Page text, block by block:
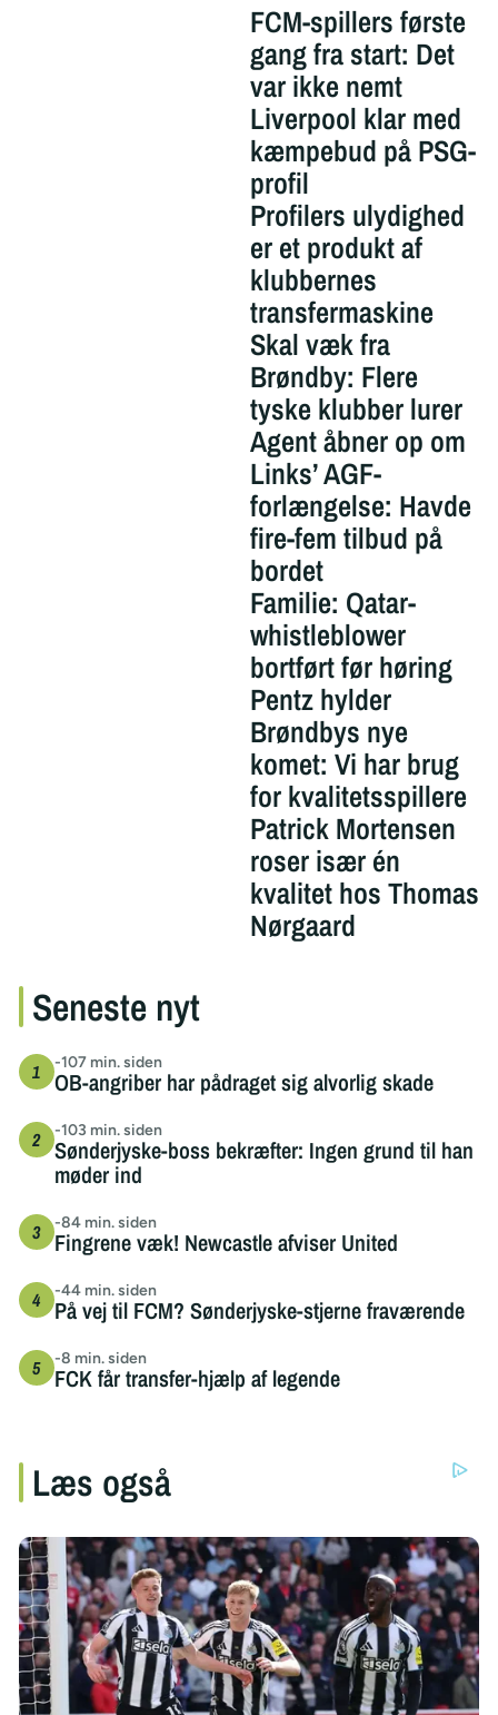
FCM-spillers første
gang fra start: Det
var ikke nemt
Liverpool klar med
kæmpebud på PSG-
profil
Profilers ulydighed
er et produkt af
klubbernes
transfermaskine
Skal væk fra
Brøndby: Flere
tyske klubber lurer
Agent åbner op om
Links’ AGF-
forlængelse: Havde
fire-fem tilbud på
bordet
Familie: Qatar-
whistleblower
bortført før høring
Pentz hylder
Brøndbys nye
komet: Vi har brug
for kvalitetsspillere
Patrick Mortensen
roser især én
kvalitet hos Thomas
Nørgaard
Seneste nyt
-107 min. siden
OB-angriber har pådraget sig alvorlig skade
-103 min. siden
Sønderjyske-boss bekræfter: Ingen grund til han
møder ind
-84 min. siden
Fingrene væk! Newcastle afviser United
-44 min. siden
På vej til FCM? Sønderjyske-stjerne fraværende
-8 min. siden
FCK får transfer-hjælp af legende